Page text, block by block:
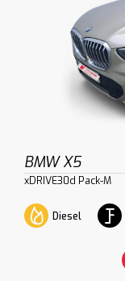
BMW X5
xDRIVE30d Pack-M
Diesel